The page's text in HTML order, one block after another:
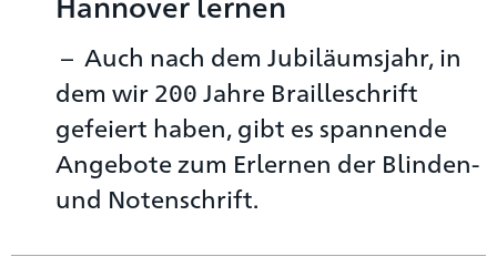
Auch nach dem Jubiläumsjahr, in
dem wir 200 Jahre Brailleschrift
gefeiert haben, gibt es spannende
Angebote zum Erlernen der Blinden-
und Notenschrift.